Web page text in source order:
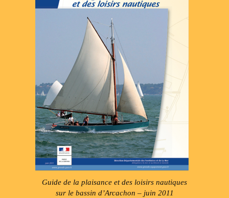
Guide de la plaisance et des loisirs nautiques
sur le bassin d’Arcachon – juin 2011